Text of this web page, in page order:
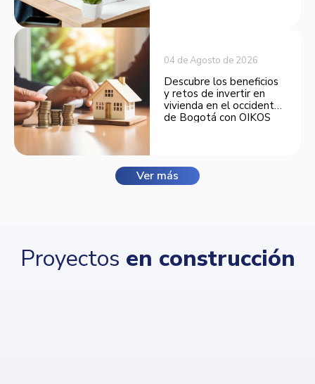
04 de Agosto de 2026
Descubre los beneficios
y retos de invertir en
vivienda en el occidente
de Bogotá con OIKOS
Ver más
Proyectos en construcción